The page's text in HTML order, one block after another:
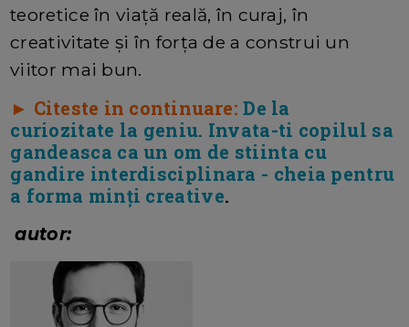
teoretice în viață reală, în curaj, în
creativitate și în forța de a construi un
viitor mai bun.
► Citeste in continuare: De la
curiozitate la geniu. Invata-ti copilul sa
gandeasca ca un om de stiinta cu
gandire interdisciplinara - cheia pentru
a forma minți creative.
autor: